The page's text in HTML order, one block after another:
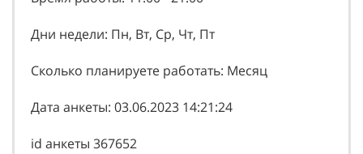
Дни недели: Пн, Вт, Ср, Чт, Пт
Сколько планируете работать: Месяц
Дата анкеты: 03.06.2023 14:21:24
id анкеты 367652